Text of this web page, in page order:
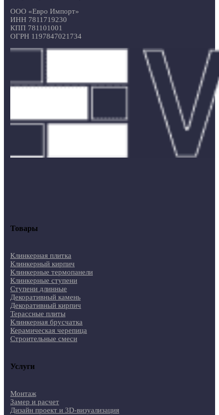
ООО «Евро Импорт»
ИНН 7811719230
КПП 781101001
ОГРН 1197847021734
Товары
Клинкерная плитка
Клинкерный кирпич
Клинкерные термопанели
Клинкерные ступени
Ступени длинные
Декоративный камень
Декоративный кирпич
Терассные плиты
Клинкерная брусчатка
Керамическая черепица
Строительные смеси
Услуги
Монтаж
Замер и расчет
Дизайн проект и 3D-визуализация